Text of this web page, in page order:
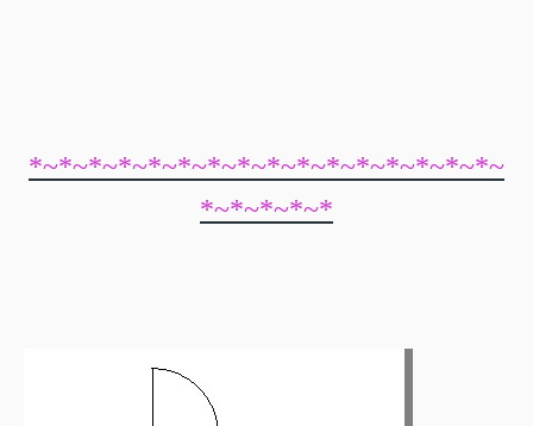
*~*~*~*~*~*~*~*~*~*~*~*~*~*~*~*~
*~*~*~*~*